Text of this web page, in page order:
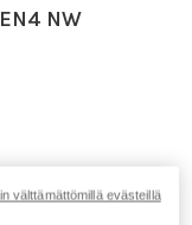
NW
välttämättömillä evästeillä